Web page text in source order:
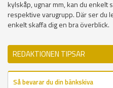
kylskåp, ugnar mm, kan du enkelt
respektive varugrupp. Där ser du
enkelt skaffa dig en bra överblick.
REDAKTIONEN TIPSAR
Så bevarar du din bänkskiva